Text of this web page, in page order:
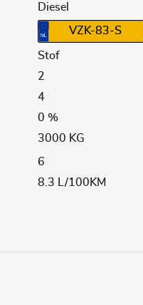
Diesel
VZK-83-S
Stof
2
4
0 %
3000 KG
6
8.3 L/100KM